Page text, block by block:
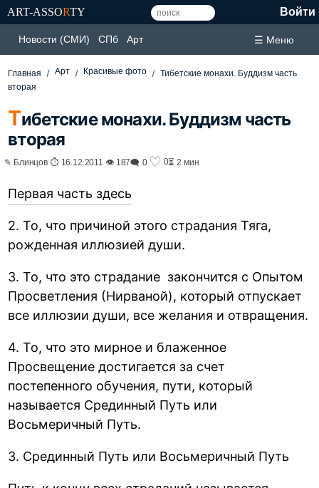
ART-ASSORTY Войти
Новости (СМИ) СПб Арт ☰ Меню
Главная Арт Красивые фото
Тибетские монахи. Буддизм часть
вторая
Тибетские монахи. Буддизм часть
вторая
✎ Блинцов ⏱ 16.12.2011 👁 187🗨 0 ♡ 0⏳ 2 мин
Первая часть здесь
2. То, что причиной этого страдания Тяга,
рожденная иллюзией души.
3. То, что это страдание закончится с Опытом
Просветления (Нирваной), который отпускает
все иллюзии души, все желания и отвращения.
4. То, что это мирное и блаженное
Просвещение достигается за счет
постепенного обучения, пути, который
называется Срединный Путь или
Восьмеричный Путь.
3. Срединный Путь или Восьмеричный Путь